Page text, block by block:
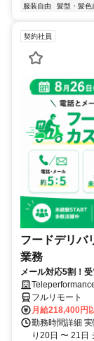
服装自由
髪型・髪色
契約社員
フードデリバ
業務
メール対応5割！
フルリモート
月給218,400円
勤務時間詳細
り20日 〜 21日